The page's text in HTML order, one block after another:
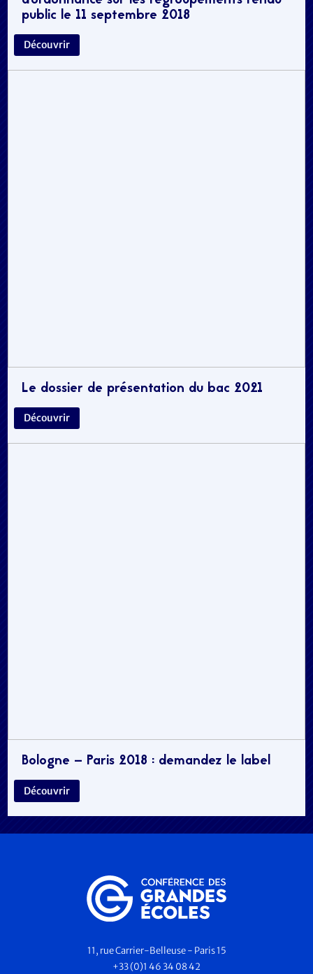
public le 11 septembre 2018
Découvrir
Le dossier de présentation du bac 2021
Découvrir
Bologne – Paris 2018 : demandez le label
Découvrir
11, rue Carrier-Belleuse - Paris 15
+33 (0)1 46 34 08 42